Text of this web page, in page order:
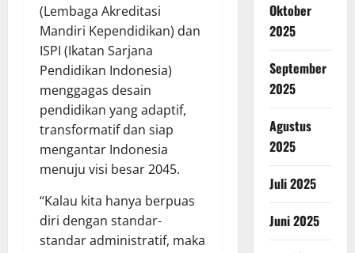
(Lembaga Akreditasi
Mandiri Kependidikan) dan
ISPI (Ikatan Sarjana
Pendidikan Indonesia)
menggagas desain
pendidikan yang adaptif,
transformatif dan siap
mengantar Indonesia
menuju visi besar 2045.
“Kalau kita hanya berpuas
diri dengan standar-
standar administratif, maka
Oktober
2025
September
2025
Agustus
2025
Juli 2025
Juni 2025